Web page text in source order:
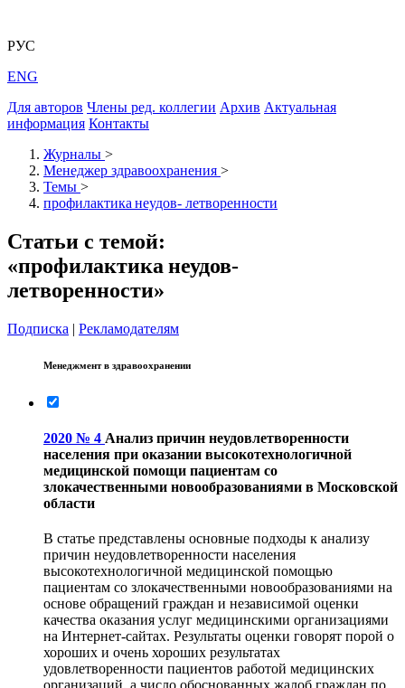
РУС
ENG
Для авторов Члены ред. коллегии Архив Актуальная
информация Контакты
Журналы >
Менеджер здравоохранения >
Темы >
профилактика неудов- летворенности
Статьи с темой:
«профилактика неудов-
летворенности»
Подписка | Рекламодателям
Менеджмент в здравоохранении
2020 № 4 Анализ причин неудовлетворенности
населения при оказании высокотехнологичной
медицинской помощи пациентам со
злокачественными новообразованиями в Московской
области
В статье представлены основные подходы к анализу
причин неудовлетворенности населения
высокотехнологичной медицинской помощью
пациентам со злокачественными новообразованиями на
основе обращений граждан и независимой оценки
качества оказания услуг медицинскими организациями
на Интернет-сайтах. Результаты оценки говорят порой о
хороших и очень хороших результатах
удовлетворенности пациентов работой медицинских